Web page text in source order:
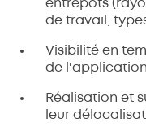
entrepôts
de travail,
Visibilité en
de l'application.
Réalisation et
leur